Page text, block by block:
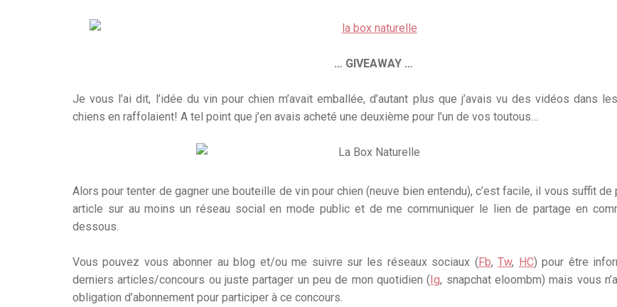
… GIVEAWAY …
Je vous l’ai dit, l’idée du vin pour chien m’avait emballée, d’autant plus que j’avais vu des vidéos dans
chiens en raffolaient! A tel point que j’en avais acheté une deuxième pour l’un de vos toutous…
Alors pour tenter de gagner une bouteille de vin pour chien (neuve bien entendu), c’est facile, il vous suffit de
article sur au moins un réseau social en mode public et de me communiquer le lien de partage en
dessous.
Vous pouvez vous abonner au blog et/ou me suivre sur les réseaux sociaux (Fb,Tw, HC) pour être
derniers articles/concours ou juste partager un peu de mon quotidien (Ig, snapchat eloombm) mais vous
obligation d’abonnement pour participer à ce concours.